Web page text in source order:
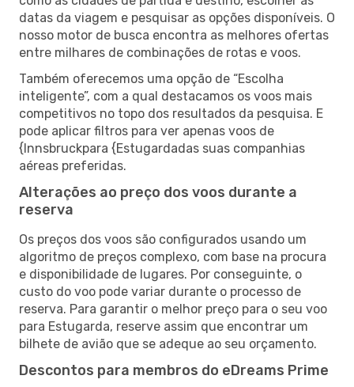
datas da viagem e pesquisar as opções disponíveis. O
nosso motor de busca encontra as melhores ofertas
entre milhares de combinações de rotas e voos.
Também oferecemos uma opção de “Escolha
inteligente”, com a qual destacamos os voos mais
competitivos no topo dos resultados da pesquisa. E
pode aplicar filtros para ver apenas voos de
{Innsbruckpara {Estugardadas suas companhias
aéreas preferidas.
Alterações ao preço dos voos durante a
reserva
Os preços dos voos são configurados usando um
algoritmo de preços complexo, com base na procura
e disponibilidade de lugares. Por conseguinte, o
custo do voo pode variar durante o processo de
reserva. Para garantir o melhor preço para o seu voo
para Estugarda, reserve assim que encontrar um
bilhete de avião que se adeque ao seu orçamento.
Descontos para membros do eDreams Prime